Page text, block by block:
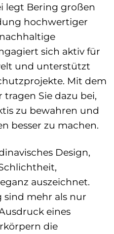
legt Bering großen
hochwertiger
sich aktiv für
und unterstützt
Mit dem
Sie dazu bei,
zu bewahren und
besser zu machen.
Design,
auszeichnet.
sind mehr als nur
eines
die